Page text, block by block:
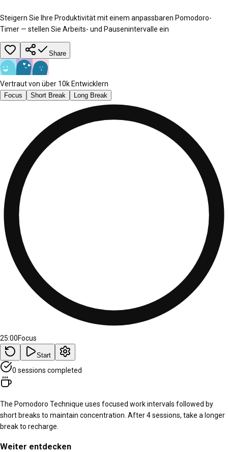
Steigern Sie Ihre Produktivität mit einem anpassbaren Pomodoro-
Timer — stellen Sie Arbeits- und Pausenintervalle ein
Share
Vertraut von über 10k Entwicklern
Focus Short Break Long Break
25:00Focus
Start
0 sessions completed
The Pomodoro Technique uses focused work intervals followed by
short breaks to maintain concentration. After4sessions, take a longer
break to recharge.
Weiter entdecken